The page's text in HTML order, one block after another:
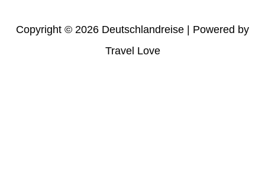
Copyright © 2026 Deutschlandreise | Powered by
Travel Love